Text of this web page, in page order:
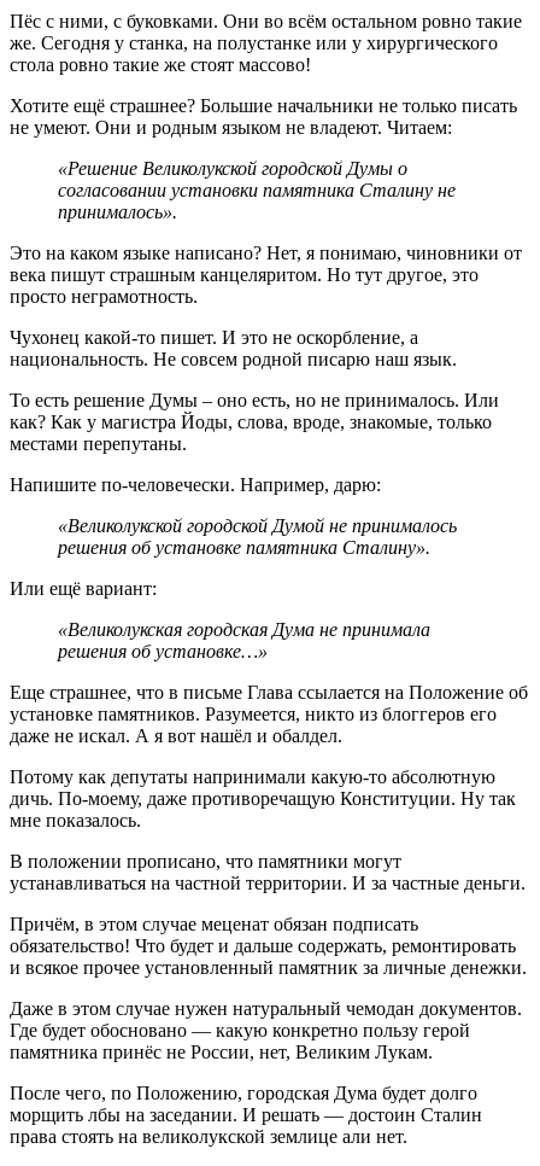
Пёс с ними, с буковками. Они во всём остальном ровно такие
же. Сегодня у станка, на полустанке или у хирургического
стола ровно такие же стоят массово!
Хотите ещё страшнее? Большие начальники не только писать
не умеют. Они и родным языком не владеют. Читаем:
«Решение Великолукской городской Думы о
согласовании установки памятника Сталину не
принималось».
Это на каком языке написано? Нет, я понимаю, чиновники от
века пишут страшным канцеляритом. Но тут другое, это
просто неграмотность.
Чухонец какой-то пишет. И это не оскорбление, а
национальность. Не совсем родной писарю наш язык.
То есть решение Думы – оно есть, но не принималось. Или
как? Как у магистра Йоды, слова, вроде, знакомые, только
местами перепутаны.
Напишите по-человечески. Например, дарю:
«Великолукской городской Думой не принималось
решения об установке памятника Сталину».
Или ещё вариант:
«Великолукская городская Дума не принимала
решения об установке…»
Еще страшнее, что в письме Глава ссылается на Положение об
установке памятников. Разумеется, никто из блоггеров его
даже не искал. А я вот нашёл и обалдел.
Потому как депутаты напринимали какую-то абсолютную
дичь. По-моему, даже противоречащую Конституции. Ну так
мне показалось.
В положении прописано, что памятники могут
устанавливаться на частной территории. И за частные деньги.
Причём, в этом случае меценат обязан подписать
обязательство! Что будет и дальше содержать, ремонтировать
и всякое прочее установленный памятник за личные денежки.
Даже в этом случае нужен натуральный чемодан документов.
Где будет обосновано — какую конкретно пользу герой
памятника принёс не России, нет, Великим Лукам.
После чего, по Положению, городская Дума будет долго
морщить лбы на заседании. И решать — достоин Сталин
права стоять на великолукской землице али нет.